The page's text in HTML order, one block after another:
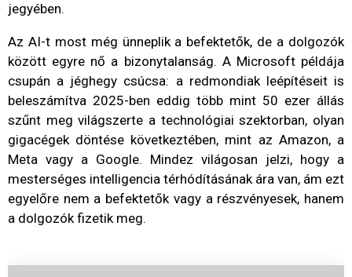
jegyében.
Az AI-t most még ünneplik a befektetők, de a dolgozók
között egyre nő a bizonytalanság. A Microsoft példája
csupán a jéghegy csúcsa: a redmondiak leépítéseit is
beleszámítva 2025-ben eddig több mint 50 ezer állás
szűnt meg világszerte a technológiai szektorban, olyan
gigacégek döntése következtében, mint az Amazon, a
Meta vagy a Google. Mindez világosan jelzi, hogy a
mesterséges intelligencia térhódításának ára van, ám ezt
egyelőre nem a befektetők vagy a részvényesek, hanem
a dolgozók fizetik meg.